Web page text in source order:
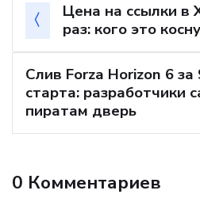
Цена на ссылки в
раз: кого это
Слив Forza Horizon 6
старта: разработчики
пиратам дверь
0 Комментариев